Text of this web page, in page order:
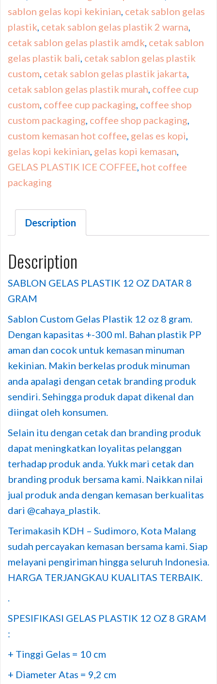
sablon gelas kopi kekinian cetak sablon gelas
plastik cetak sablon gelas plastik 2 warna
cetak sablon gelas plastik amdk cetak sablon
gelas plastik bali cetak sablon gelas plastik
custom cetak sablon gelas plastik jakarta
cetak sablon gelas plastik murah coffee cup
custom coffee cup packaging coffee shop
custom packaging coffee shop packaging
custom kemasan hot coffee gelas es kopi
gelas kopi kekinian gelas kopi kemasan
GELAS PLASTIK ICE COFFEE hot coffee
packaging
Description
Description
SABLON GELAS PLASTIK 12 OZ DATAR 8
GRAM
Sablon Custom Gelas Plastik 12 oz 8 gram.
Dengan kapasitas +-300 ml. Bahan plastik PP
aman dan cocok untuk kemasan minuman
kekinian. Makin berkelas produk minuman
anda apalagi dengan cetak branding produk
sendiri. Sehingga produk dapat dikenal dan
diingat oleh konsumen.
Selain itu dengan cetak dan branding produk
dapat meningkatkan loyalitas pelanggan
terhadap produk anda. Yukk mari cetak dan
branding produk bersama kami. Naikkan nilai
jual produk anda dengan kemasan berkualitas
dari @cahaya_plastik.
Terimakasih KDH – Sudimoro, Kota Malang
sudah percayakan kemasan bersama kami. Siap
melayani pengiriman hingga seluruh Indonesia.
HARGA TERJANGKAU KUALITAS TERBAIK.
.
SPESIFIKASI GELAS PLASTIK 12 OZ 8 GRAM
:
+ Tinggi Gelas = 10 cm
+ Diameter Atas = 9,2 cm